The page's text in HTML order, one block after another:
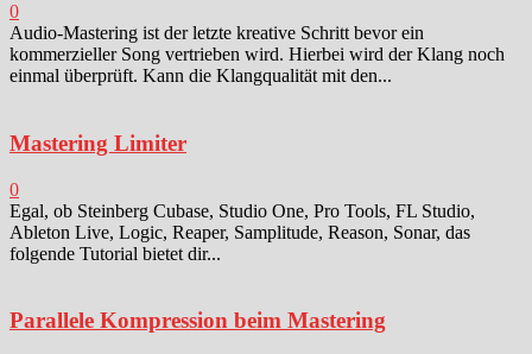
0
Audio-Mastering ist der letzte kreative Schritt bevor ein
kommerzieller Song vertrieben wird. Hierbei wird der Klang noch
einmal überprüft. Kann die Klangqualität mit den...
Mastering Limiter
0
Egal, ob Steinberg Cubase, Studio One, Pro Tools, FL Studio,
Ableton Live, Logic, Reaper, Samplitude, Reason, Sonar, das
folgende Tutorial bietet dir...
Parallele Kompression beim Mastering